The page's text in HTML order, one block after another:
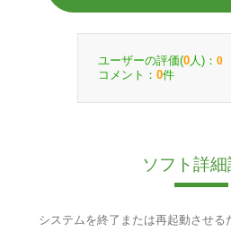
ユーザーの評価(0 人)： 0
コメント： 0件
ソフト詳細
システムを終了または再起動させる